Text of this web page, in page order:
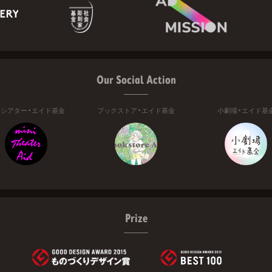
Our Social Action
アター・エイド基金 ブックストア・エイド基金 小劇場・エイド基
Prize